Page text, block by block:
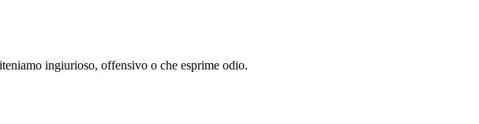
ingiurioso, offensivo o che esprime odio.